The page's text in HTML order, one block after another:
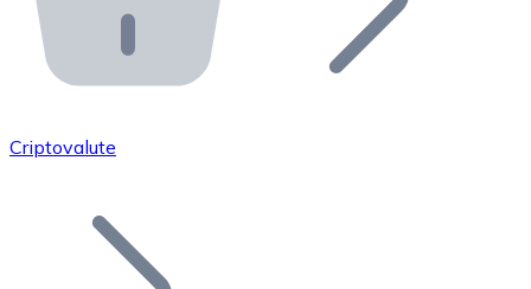
API Bitnovo
Integra la nostra API nel tuo ecosistema.
Unisciti alla nostra rete di rivenditori e
Aggiungi il token del tuo progetto al nostro servizio di
Criptovalute